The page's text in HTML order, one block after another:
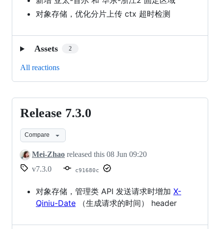
对象存储，优化分片上传 ctx 超时检测
Assets 2
All reactions
Release
7.3.0
Release 7.3.0
Compare
Mei-Zhao released this 08 Jun 09:20
v7.3.0
c91680c
对象存储，管理类 API 发送请求时增加 X-
Qiniu-Date （生成请求的时间） header